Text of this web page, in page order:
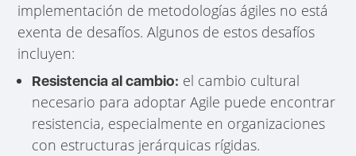
implementación de metodologías ágiles no está
exenta de desafíos. Algunos de estos desafíos
incluyen:
Resistencia al cambio: el cambio cultural
necesario para adoptar Agile puede encontrar
resistencia, especialmente en organizaciones
con estructuras jerárquicas rígidas.